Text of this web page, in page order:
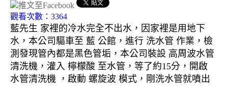
觀看次數：3364
藍先生 家裡的冷水完全不出水，因家裡是用地下
水，本公司驅車至 藍 公館，進行 洗水管 作業，檢
測發現管內都是黑色管垢，本公司裝設 高周波水管
清洗機，灌入 檸檬酸 至水管，等了約15分，開啟
水管清洗機 ，啟動 螺旋波 模式，剛洗水管就噴出